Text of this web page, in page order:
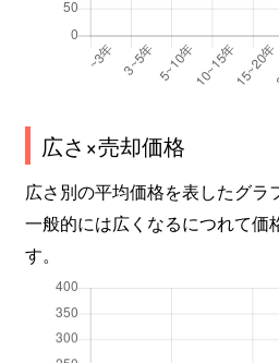
広さ×売却価格
広さ別の平均価格を表したグラ
一般的には広くなるにつれて価
す。